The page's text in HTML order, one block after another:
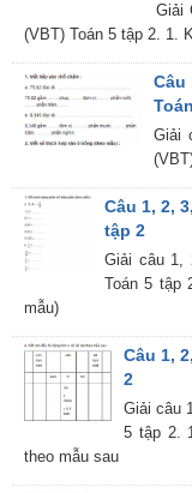
Giải
(VBT) Toán 5 tập 2. 1.
Câu
Giải
Câu 1, 2,
tập 2
Giải câu 1,
Toán 5 tập
mẫu)
Câu 1,
2
Giải câu
5 tập 2.
theo mẫu sau